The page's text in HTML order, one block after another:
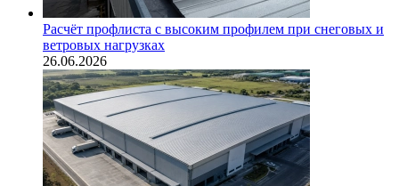
Расчёт профлиста с высоким профилем при снеговых и
ветровых нагрузках
26.06.2026